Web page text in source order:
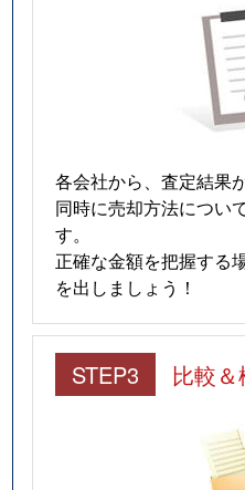
各会社から、査定結果
同時に売却方法につい
す。
正確な金額を把握する
を出しましょう！
STEP3 比較＆